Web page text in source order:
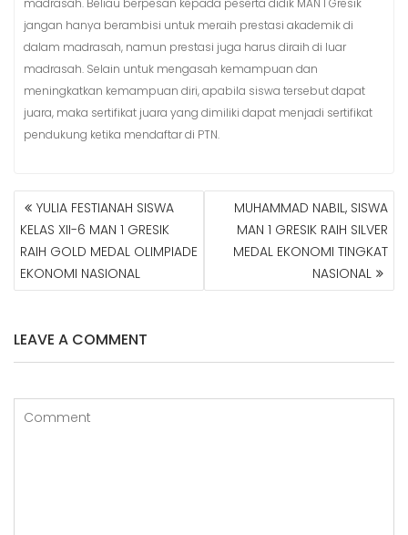
madrasah. Beliau berpesan kepada peserta didik MAN 1 Gresik
jangan hanya berambisi untuk meraih prestasi akademik di
dalam madrasah, namun prestasi juga harus diraih di luar
madrasah. Selain untuk mengasah kemampuan dan
meningkatkan kemampuan diri, apabila siswa tersebut dapat
juara, maka sertifikat juara yang dimiliki dapat menjadi sertifikat
pendukung ketika mendaftar di PTN.
N
A
V
G
S
I
O
YULIA FESTIANAH SISWA
KELAS XII-6 MAN 1 GRESIK
RAIH GOLD MEDAL OLIMPIADE
EKONOMI NASIONAL
MUHAMMAD NABIL, SISWA
MAN 1 GRESIK RAIH SILVER
MEDAL EKONOMI TINGKAT
NASIONAL
LEAVE A COMMENT